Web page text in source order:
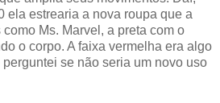
ela estrearia a nova roupa que a
Ms. Marvel, a preta com o
o corpo. A faixa vermelha era algo
se não seria um novo uso